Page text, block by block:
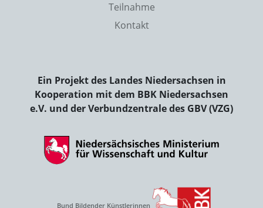
Teilnahme
Kontakt
Ein Projekt des Landes Niedersachsen in
Kooperation mit dem BBK Niedersachsen
e.V. und der Verbundzentrale des GBV (VZG)
Bund Bildender Künstlerinnen